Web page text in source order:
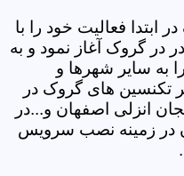
فعالیت خود را با
در گروک آغاز نمود و به
به سایر شهرها و
تکنسین های گروک در
انزلی اصفهان و...در
در زمینه نصب سرویس